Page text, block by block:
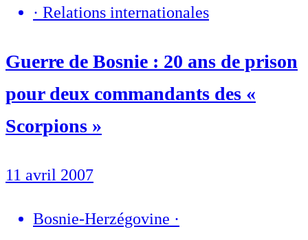
· Relations internationales
Guerre de Bosnie : 20 ans de prison
pour deux commandants des «
Scorpions »
11 avril 2007
Bosnie-Herzégovine ·